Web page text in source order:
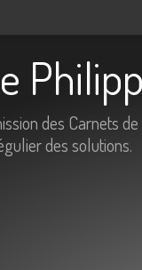
des Carnets
des solutions.